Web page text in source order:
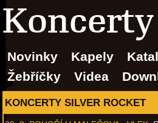
Koncerty
Novinky Kapely
Žebříčky
Videa
KONCERTY SILVER ROCKET